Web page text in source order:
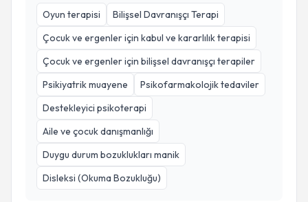
Oyun terapisi
Bilişsel Davranışçı Terapi
Çocuk ve ergenler için kabul ve kararlılık terapisi
Çocuk ve ergenler için bilişsel davranışçı terapiler
Psikiyatrik muayene
Psikofarmakolojik tedaviler
Destekleyici psikoterapi
Aile ve çocuk danışmanlığı
Duygu durum bozuklukları manik
Disleksi (Okuma Bozukluğu)